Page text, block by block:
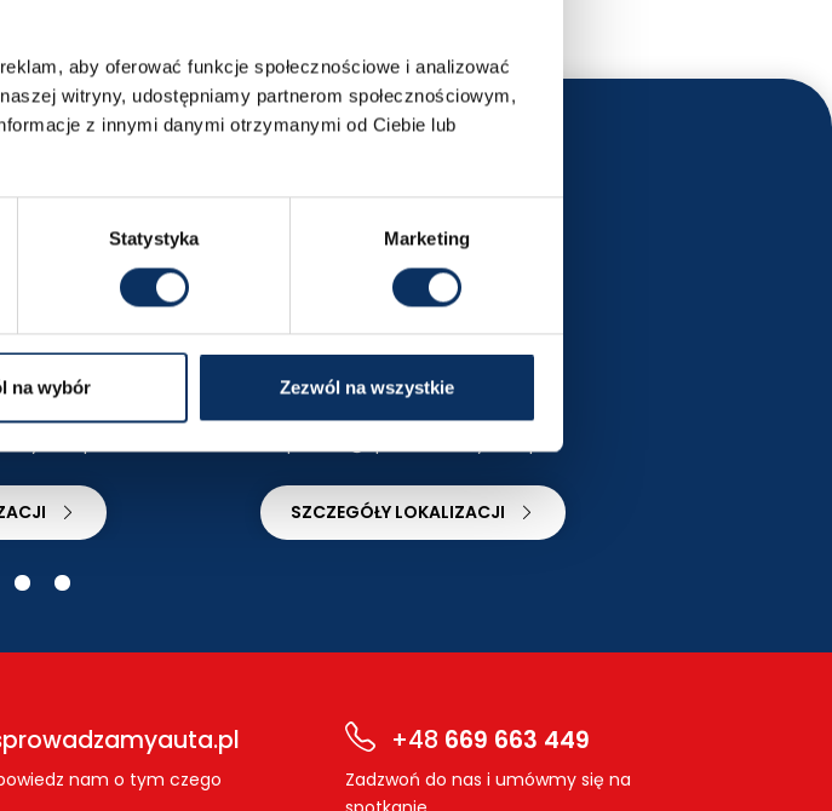
aby oferować funkcje społecznościowe i analizować
witryny, udostępniamy partnerom społecznościowym,
z innymi danymi otrzymanymi od Ciebie lub
Statystyka Marketing
na wybór Zezwól na wszystkie
nas
188
ul. Naramowicka 170
+48 665 667 554
SZCZEGÓŁY LOKALIZACJI
nam o tym czego
+48 669 663 449
Zadzwoń do nas i umówmy się na